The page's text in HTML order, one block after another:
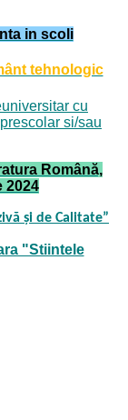
in scoli
tehnologic
cu
si/sau
Română,
2024
și de Calitate”
"Stiintele